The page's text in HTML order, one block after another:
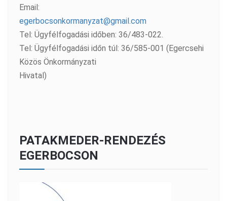
Email:
egerbocsonkormanyzat@gmail.com
Tel: Ügyfélfogadási időben: 36/483-022.
Tel: Ügyfélfogadási időn túl: 36/585-001 (Egercsehi
Közös Önkormányzati
Hivatal)
PATAKMEDER-RENDEZÉS
EGERBOCSON